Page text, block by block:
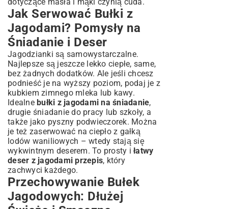
Jak Serwować Bułki z
Jagodami? Pomysły na
Śniadanie i Deser
Jagodzianki są samowystarczalne.
Najlepsze są jeszcze lekko ciepłe, same,
bez żadnych dodatków. Ale jeśli chcesz
podnieść je na wyższy poziom, podaj je z
kubkiem zimnego mleka lub kawy.
Idealne bułki z jagodami na śniadanie,
drugie śniadanie do pracy lub szkoły, a
także jako pyszny podwieczorek. Można
je też zaserwować na ciepło z gałką
lodów waniliowych – wtedy stają się
wykwintnym deserem. To prosty i łatwy
deser z jagodami przepis, który
zachwyci każdego.
Przechowywanie Bułek
Jagodowych: Dłużej